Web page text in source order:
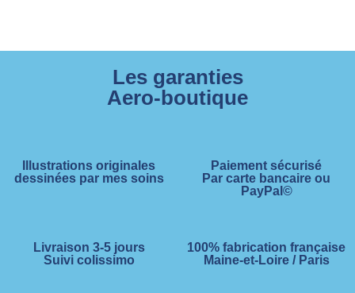
Les garanties
Aero-boutique
Illustrations originales
dessinées par mes soins
Paiement sécurisé
Par carte bancaire ou
PayPal©
Livraison 3-5 jours
Suivi colissimo
100% fabrication française
Maine-et-Loire / Paris